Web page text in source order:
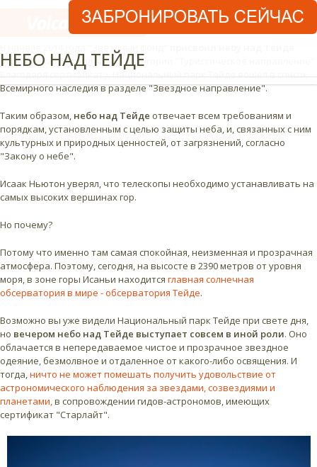
НЕБО НАД ТЕЙДЕ
В сердце Тенерифе,
небо над Национальным парком Тейде
считается самым чистым и ясным.
В начале 2014 года "Звездный фонд"
сертификат "Старлайт"в категории "Туристическое направление".
Благодаря сертификату, Национальный парк Тейде вошел в список
Всемирного наследия в разделе "Звездное направление".
Таким образом, небо над Тейде отвечает всем требованиям и
порядкам, установленным с целью защиты неба, и, связанных с ним
культурных и природных ценностей, от загрязнений, согласно
"Закону о небе".
Исаак Ньютон уверял, что телескопы необходимо устанавливать на
самых высоких вершинах гор.
Но почему?
Потому что именно там самая спокойная, неизменная и прозрачная
атмосфера. Поэтому, сегодня, на высосте в 2390 метров от уровня
моря, в зоне горы Исаньи находится главная солнечная
обсерватория в мире - обсерватория Тейде.
Возможно вы уже видели Национальный парк Тейде при свете дня,
но вечером небо над Тейде выступает совсем в иной роли. Оно
облачается в непередаваемое чистое и прозрачное звездное
одеяние, безмолвное и отдаленное от какого-либо освящения. И
тогда,ничто не может помешать получить удовольствие от
астрономического наблюдения за звездами, созвездиями и
планетами,в сопровождении гидов-астрономов, имеющих
сертификат "Старлайт".